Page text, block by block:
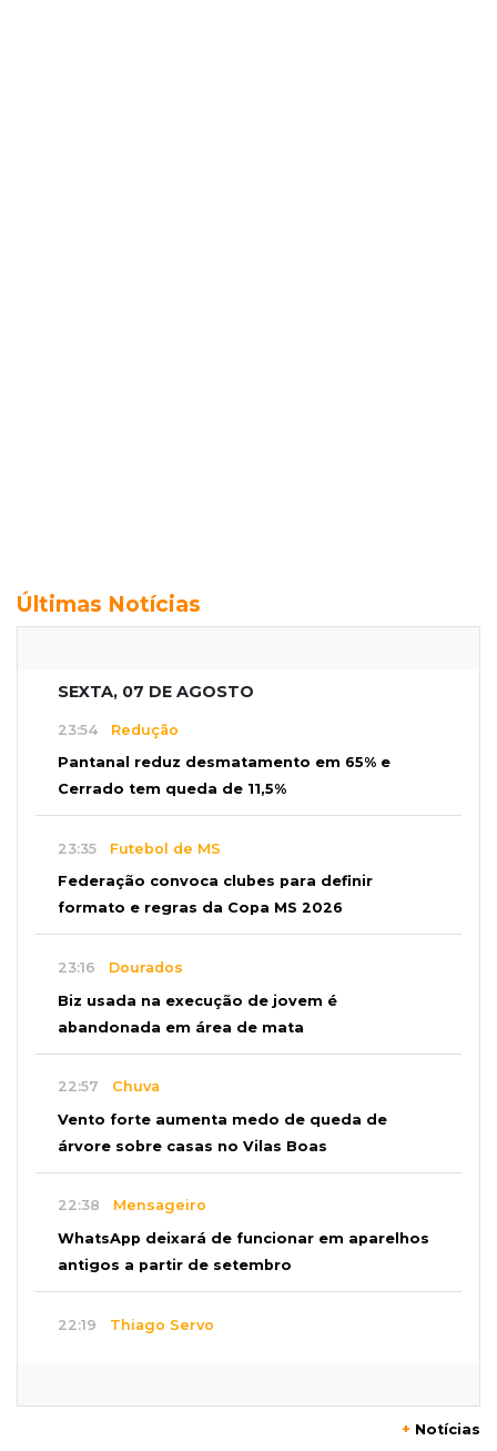
Últimas Notícias
SEXTA, 07 DE AGOSTO
23:54 Redução
Pantanal reduz desmatamento em 65% e
Cerrado tem queda de 11,5%
23:35 Futebol de MS
Federação convoca clubes para definir
formato e regras da Copa MS 2026
23:16 Dourados
Biz usada na execução de jovem é
abandonada em área de mata
22:57 Chuva
Vento forte aumenta medo de queda de
árvore sobre casas no Vilas Boas
22:38 Mensageiro
WhatsApp deixará de funcionar em aparelhos
antigos a partir de setembro
22:19 Thiago Servo
+ Notícias